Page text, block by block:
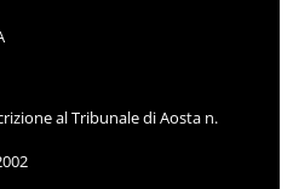
al Tribunale di Aosta n.